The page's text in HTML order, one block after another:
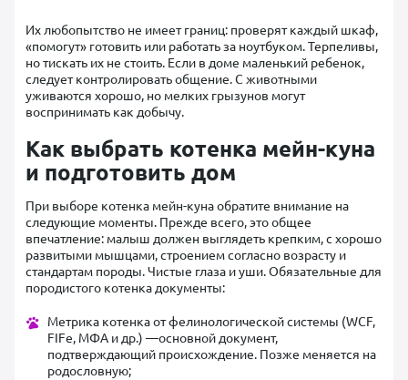
Их любопытство не имеет границ: проверят каждый шкаф,
«помогут» готовить или работать за ноутбуком. Терпеливы,
но тискать их не стоить. Если в доме маленький ребенок,
следует контролировать общение. С животными
уживаются хорошо, но мелких грызунов могут
воспринимать как добычу.
Как выбрать котенка мейн-куна
и подготовить дом
При выборе котенка мейн-куна обратите внимание на
следующие моменты. Прежде всего, это общее
впечатление: малыш должен выглядеть крепким, с хорошо
развитыми мышцами, строением согласно возрасту и
стандартам породы. Чистые глаза и уши. Обязательные для
породистого котенка документы:
Метрика котенка от фелинологической системы (WCF,
FIFe, МФА и др.) —основной документ,
подтверждающий происхождение. Позже меняется на
родословную;